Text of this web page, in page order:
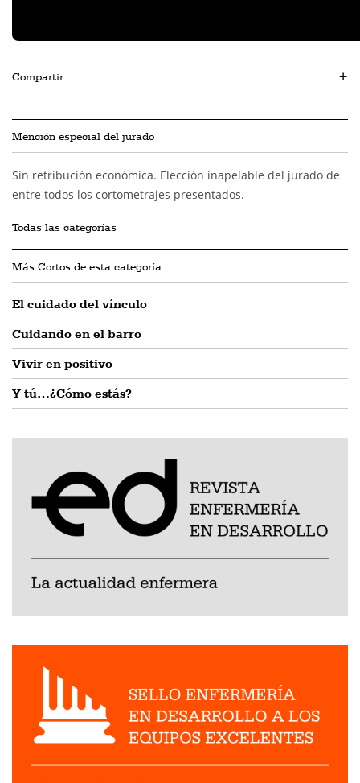
Compartir +
Mención especial del jurado
Sin retribución económica. Elección inapelable del jurado de
entre todos los cortometrajes presentados.
Todas las categorías
Más Cortos de esta categoría
El cuidado del vínculo
Cuidando en el barro
Vivir en positivo
Y tú…¿Cómo estás?